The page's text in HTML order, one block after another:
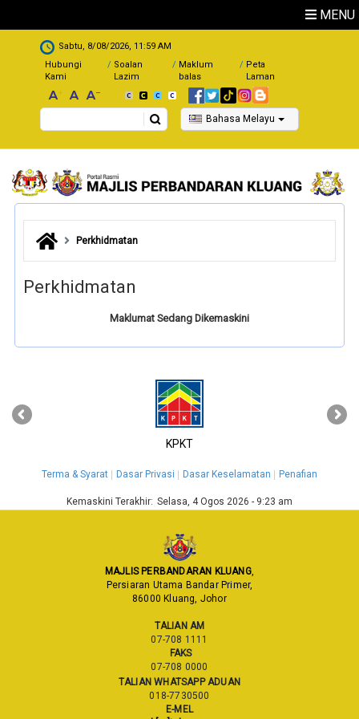
MENU
.
Sabtu, 8/08/2026, 11:59 AM
Hubungi
Kami
Soalan
Lazim
Maklum
balas
Peta
Laman
Search Bahasa Melayu
Perkhidmatan
Perkhidmatan
Maklumat Sedang Dikemaskini
KPKT
‹ ›
Terma & Syarat Dasar Privasi Dasar Keselamatan Penafian
Kemaskini Terakhir: Selasa, 4 Ogos 2026 - 9:23 am
MAJLIS PERBANDARAN KLUANG,
Persiaran Utama Bandar Primer,
86000 Kluang, Johor
TALIAN AM
07-708 1111
FAKS
07-708 0000
TALIAN WHATSAPP ADUAN
018-7730500
E-MEL